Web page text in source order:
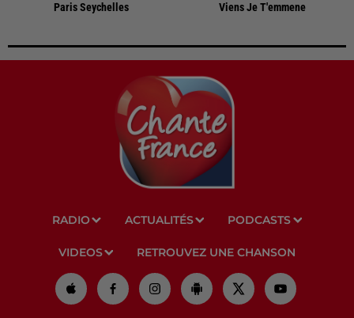
Paris Seychelles Viens Je T'emmene
RADIO ACTUALITÉS PODCASTS
VIDEOS RETROUVEZ UNE CHANSON